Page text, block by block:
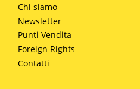
Chi siamo
Newsletter
Punti Vendita
Foreign Rights
Contatti